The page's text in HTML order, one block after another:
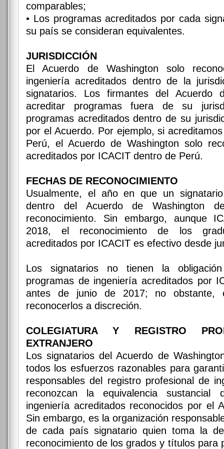
comparables;
• Los programas acreditados por cada
su país se consideran equivalentes.
JURISDICCIÓN
El Acuerdo de Washington solo
ingeniería acreditados dentro de la
signatarios. Los firmantes del Acuerdo
acreditar programas fuera de su
programas acreditados dentro de su
por el Acuerdo. Por ejemplo, si
Perú, el Acuerdo de Washington solo
acreditados por ICACIT dentro de Perú.
FECHAS DE RECONOCIMIENTO
Usualmente, el año en que un
dentro del Acuerdo de Washington
reconocimiento. Sin embargo, aunque
2018, el reconocimiento de los
acreditados por ICACIT es efectivo desde
Los signatarios no tienen la
programas de ingeniería acreditados por
antes de junio de 2017; no obstante,
reconocerlos a discreción.
COLEGIATURA Y REGISTRO
EXTRANJERO
Los signatarios del Acuerdo de
todos los esfuerzos razonables para
responsables del registro profesional de
reconozcan la equivalencia
ingeniería acreditados reconocidos por el
Sin embargo, es la organización
de cada país signatario quien toma la
reconocimiento de los grados y títulos para